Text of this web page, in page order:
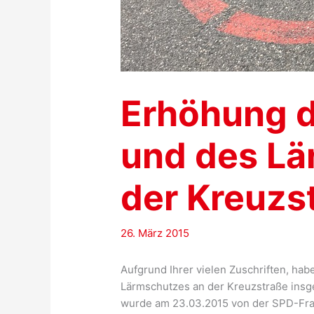
Erhöhung
und des
der
26. März 2015
Aufgrund Ihrer vielen Zuschriften,
Lärmschutzes an der Kreuzstraße
wurde am 23.03.2015 von der SPD-